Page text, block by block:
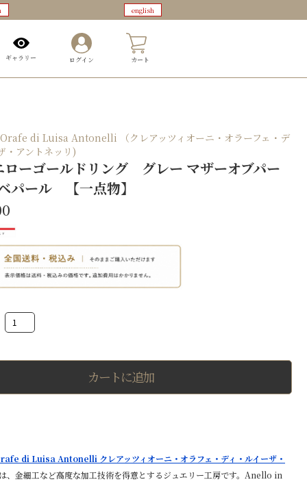
english
ギャラリー ログイン カート
di Luisa Antonelli （クレアッツィオーニ・オラーフェ・デ
・アントネッリ)
ローゴールドリング グレー マザーオブパー
パール 【一点物】
18
イ
ー
グ
レ
カートに追加
di Luisa Antonelli クレアッツィオーニ・オラフェ・ディ・ルイーザ・
は、金細工など高度な加工技術を得意とするジュエリー工房です。Anello in